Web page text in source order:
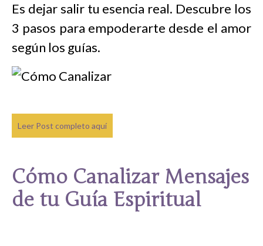
Es dejar salir tu esencia real. Descubre los
3 pasos para empoderarte desde el amor
según los guías.
Leer Post completo aquí
Cómo Canalizar Mensajes
de tu Guía Espiritual